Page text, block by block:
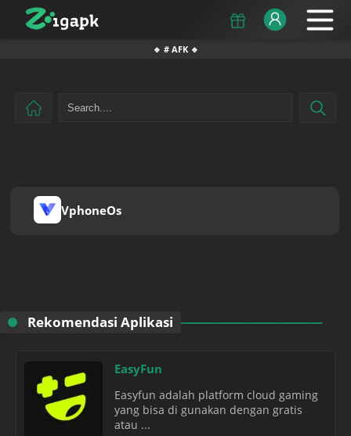
🔹 # AFK 🔹
VphoneOs
Rekomendasi Aplikasi
EasyFun
Easyfun adalah platform cloud gaming
yang bisa di gunakan dengan gratis
atau ...